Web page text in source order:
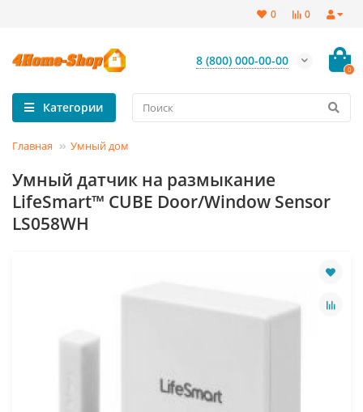
0
0
8 (800) 000-00-00
0
Категории
Главная Умный дом
Умный датчик на размыкание
LifeSmart™ CUBE Door/Window Sensor
LS058WH